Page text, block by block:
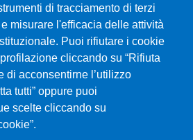
di tracciamento di terzi
misurare l'efficacia delle attività
Puoi rifiutare i cookie
cliccando su “Rifiuta
di acconsentirne l’utilizzo
tutti” oppure puoi
scelte cliccando su
di Messina
Messina